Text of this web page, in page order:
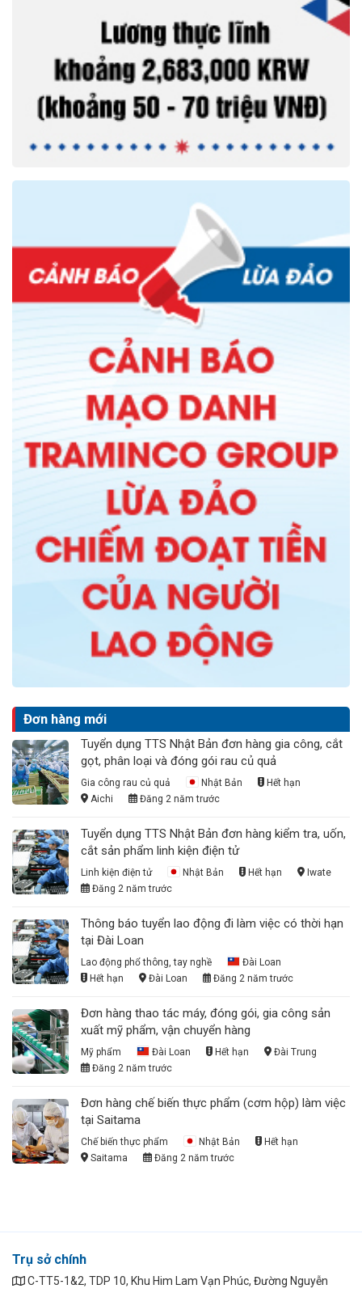
Đơn hàng mới
Tuyển dụng TTS Nhật Bản đơn hàng gia công, cắt
gọt, phân loại và đóng gói rau củ quả
Gia công rau củ quả Nhật Bản
Hết hạn
Aichi
Đăng 2 năm trước
Tuyển dụng TTS Nhật Bản đơn hàng kiểm tra, uốn,
cắt sản phẩm linh kiện điện tử
Linh kiện điện tử Nhật Bản Hết hạn
Iwate
Đăng 2 năm trước
Thông báo tuyển lao động đi làm việc có thời hạn
tại Đài Loan
Lao động phổ thông, tay nghề
Đài Loan
Hết hạn
Đài Loan Đăng 2 năm trước
Đơn hàng thao tác máy, đóng gói, gia công sản
xuất mỹ phẩm, vận chuyển hàng
Mỹ phẩm Đài Loan Hết hạn
Đài Trung
Đăng 2 năm trước
Đơn hàng chế biến thực phẩm (cơm hộp) làm việc
tại Saitama
Chế biến thực phẩm Nhật Bản
Hết hạn
Saitama
Đăng 2 năm trước
Trụ sở chính
C-TT5-1&2, TDP 10, Khu Him Lam Vạn Phúc, Đường Nguyễn